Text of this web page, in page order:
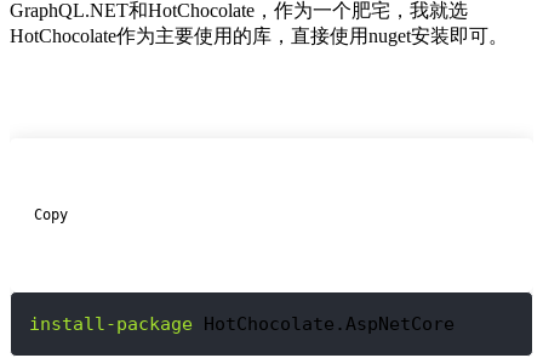
GraphQL.NET和HotChocolate，作为一个肥宅，我就选
HotChocolate作为主要使用的库，直接使用nuget安装即可。
  Copy
install-package HotChocolate.AspNetCore